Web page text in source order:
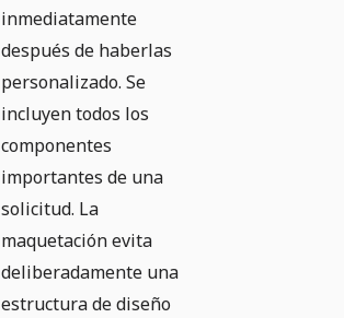
inmediatamente
después de haberlas
personalizado. Se
incluyen todos los
componentes
importantes de una
solicitud. La
maquetación evita
deliberadamente una
estructura de diseño